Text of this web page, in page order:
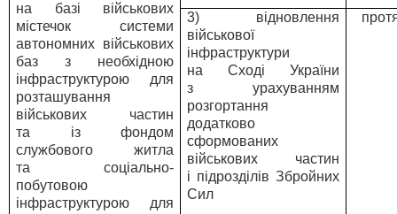
на базі військових
містечок системи
автономних військових
баз з необхідною
інфраструктурою для
розташування
військових частин
та із фондом
службового житла
та соціально-
побутовою
інфраструктурою для
3) відновлення
військової
інфраструктури
на Сході України
з урахуванням
розгортання
додатково
сформованих
військових частин
і підрозділів Збройних
Сил